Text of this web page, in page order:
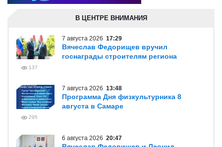
В ЦЕНТРЕ ВНИМАНИЯ
7 августа 2026 17:29
Вячеслав Федорищев вручил
госнаграды строителям региона
137
7 августа 2026 13:48
Программа Дня физкультурника 8
августа в Самаре
295
6 августа 2026 20:47